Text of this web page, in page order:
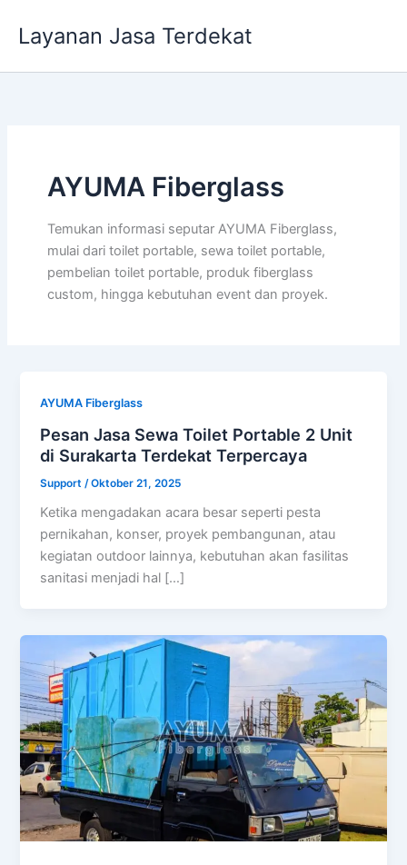
Layanan Jasa Terdekat
AYUMA Fiberglass
Temukan informasi seputar AYUMA Fiberglass,
mulai dari toilet portable, sewa toilet portable,
pembelian toilet portable, produk fiberglass
custom, hingga kebutuhan event dan proyek.
AYUMA Fiberglass
Pesan Jasa Sewa Toilet Portable 2 Unit
di Surakarta Terdekat Terpercaya
Support /Oktober 21, 2025
Ketika mengadakan acara besar seperti pesta
pernikahan, konser, proyek pembangunan, atau
kegiatan outdoor lainnya, kebutuhan akan fasilitas
sanitasi menjadi hal […]